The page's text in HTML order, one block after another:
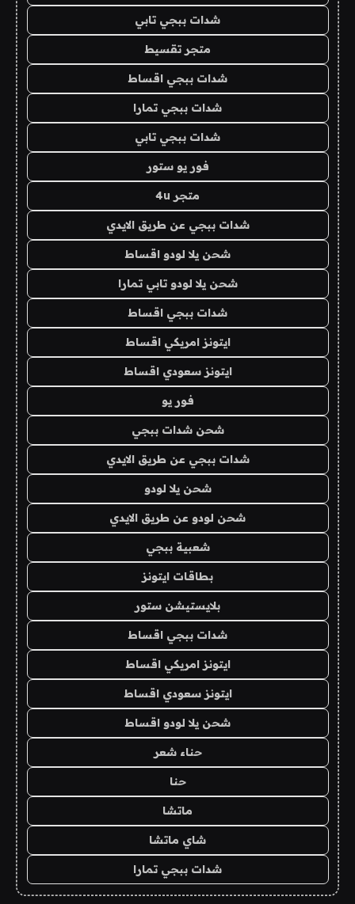
شدات ببجي تابي
متجر تقسيط
شدات ببجي اقساط
شدات ببجي تمارا
شدات ببجي تابي
فور يو ستور
متجر 4u
شدات ببجي عن طريق الايدي
شحن يلا لودو اقساط
شحن يلا لودو تابي تمارا
شدات ببجي اقساط
ايتونز امريكي اقساط
ايتونز سعودي اقساط
فور يو
شحن شدات ببجي
شدات ببجي عن طريق الايدي
شحن يلا لودو
شحن لودو عن طريق الايدي
شعبية ببجي
بطاقات ايتونز
بلايستيشن ستور
شدات ببجي اقساط
ايتونز امريكي اقساط
ايتونز سعودي اقساط
شحن يلا لودو اقساط
حناء شعر
حنا
ماتشا
شاي ماتشا
شدات ببجي تمارا